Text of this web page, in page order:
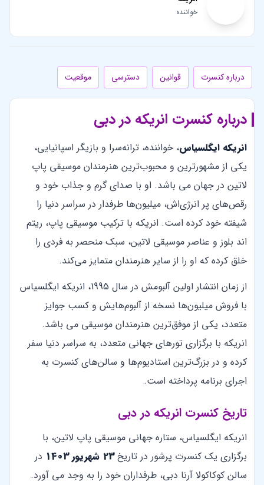
خواننده
درباره کنسرت قوانین دسترسی موقعیت
درباره کنسرت انریکه در دبی
انریکه ایگلسیاس، خواننده، ترانه‌سرا و بازیگر اسپانیایی،
یکی از مشهورترین و محبوب‌ترین هنرمندان موسیقی پاپ
لاتین در جهان می باشد. او با صدای گرم و جذاب خود و
رقص‌های پر انرژی‌اش، میلیون‌ها طرفدار در سراسر دنیا را
شیفته خود کرده است. انریکه با ترکیب موسیقی پاپ، ریتم
اند بلوز و عناصر موسیقی لاتین، سبک منحصر به فردی را
خلق کرده که او را از سایر هنرمندان متمایز می‌کند.
از زمان انتشار اولین آلبومش در سال 1995، انریکه ایگلسیاس
با فروش میلیون‌ها نسخه از آلبوم‌هایش و کسب جوایز
متعدد، یکی از موفق‌ترین هنرمندان موسیقی می باشد.
انریکه با برگزاری تورهای جهانی متعدد، به سراسر دنیا سفر
کرده و در بزرگ‌ترین استادیوم‌ها و سالن‌های کنسرت به
اجرای برنامه پرداخته است.
تاریخ کنسرت انریکه در دبی
انریکه ایگلسیاس، ستاره جهانی موسیقی پاپ لاتین، با
برگزاری یک کنسرت پرشور در تاریخ23 شهریور 1403
در
سالن کوکا‌کولا آرنا دبی، طرفداران خود را به وجد می آورد.